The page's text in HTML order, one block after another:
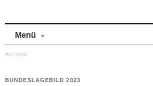
Menü
BUNDESLAGEBILD 2023